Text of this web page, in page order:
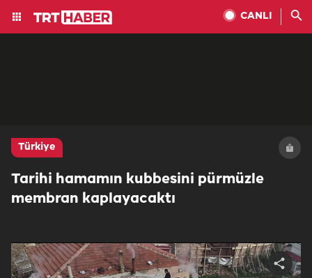
CANLI
Türkiye
Tarihi hamamın kubbesini pürmüzle
membran kaplayacaktı
Share
video